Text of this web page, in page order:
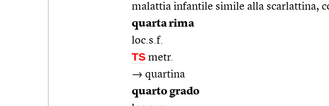
malattia infantile simile alla scarlattina,
quarta rima
loc.s.f.
TS metr.
→ quartina
quarto grado